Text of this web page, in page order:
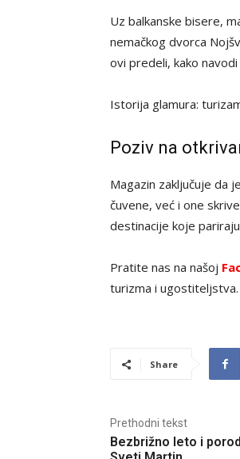
Uz balkanske bisere,
nemačkog dvorca
ovi predeli, kako
Istorija glamura:
Poziv na
Magazin zaključuje da
čuvene, već i one
destinacije koje
Pratite nas na našoj
turizma i ugostiteljstva.
Share
Prethodni tekst
Bezbrižno leto i